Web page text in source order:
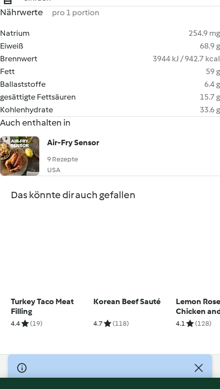
Nährwerte pro 1 portion
Natrium
254.9 mg
Eiweiß
68.9 g
Brennwert
3944 kJ / 942.7 kcal
Fett
59 g
Ballaststoffe
6.4 g
gesättigte Fettsäuren
15.7 g
Kohlenhydrate
33.6 g
Auch enthalten in
Air-Fry Sensor
9 Rezepte
USA
Das könnte dir auch gefallen
Turkey Taco Meat
Filling
4.4 (19)
Korean Beef Sauté
4.7 (118)
Lemon
Chicken
4.1 (128)
© Copyright 2026